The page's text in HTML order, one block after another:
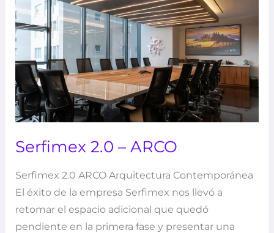
Serfimex 2.0 – ARCO
Serfimex 2.0 ARCO Arquitectura Contemporánea
El éxito de la empresa Serfimex nos llevó a
retomar el espacio adicional que quedó
pendiente en la primera fase y presentar una
ARCO